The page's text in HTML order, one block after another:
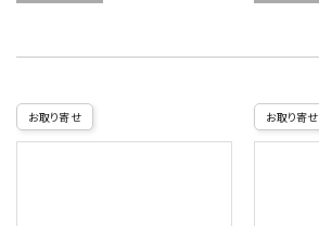
お取り寄せ お取り寄せ